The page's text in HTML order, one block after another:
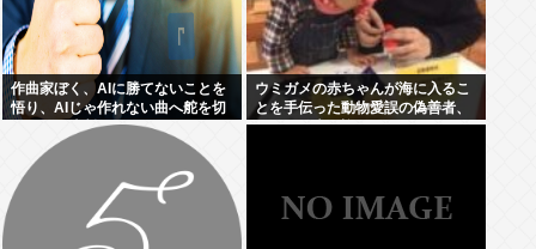
作曲家ぼく、AIに勝てないことを
悟り、AIじゃ作れない曲へ舵を切
ることを決断
ウミガメの赤ちゃんが海に入るこ
とを手伝った動物愛誤の偽善者、
最悪の結末を迎える